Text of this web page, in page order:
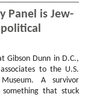
Panel is Jew-
Gibson Dunn in D.C.,
to the U.S.
A survivor
that stuck